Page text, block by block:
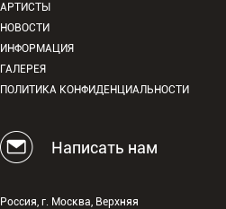
АРТИСТЫ
НОВОСТИ
ИНФОРМАЦИЯ
ГАЛЕРЕЯ
ПОЛИТИКА КОНФИДЕНЦИАЛЬНОСТИ
Написать нам
Россия, г. Москва, Верхняя